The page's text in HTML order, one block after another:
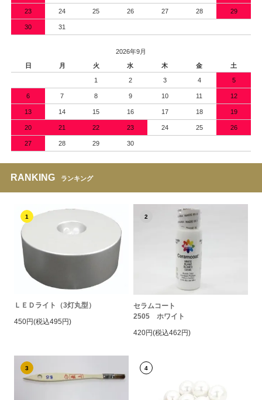
23 24 25 26 27 28 29
30 31
2026年9月
日
月 火 水 木 金 土
1 2 3 4 5
6 7 8 9 10 11 12
13 14 15 16 17 18 19
20 21 22 23 24 25 26
27 28 29 30
RANKING ランキング
1
ＬＥＤライト（3灯丸型）
450円(税込495円)
2
セラムコート
2505 ホワイト
420円(税込462円)
3 4